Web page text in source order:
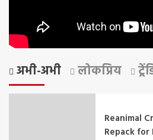
अभी-अभी लोकप्रिय
Reanimal
Repack for